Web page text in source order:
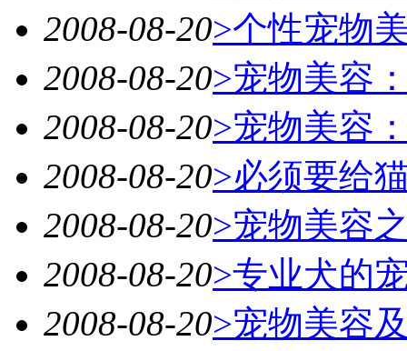
2008-08-20>个性宠物
2008-08-20>宠物美容
2008-08-20>宠物美容
2008-08-20>必须要给
2008-08-20>宠物美容
2008-08-20>专业犬的
2008-08-20>宠物美容